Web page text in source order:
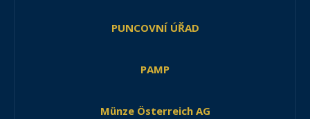
PUNCOVNÍ ÚŘAD
PAMP
Münze Österreich AG